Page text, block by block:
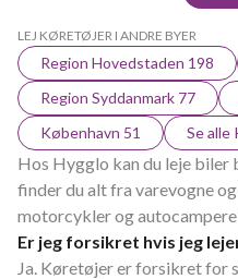
LEJ KØRETØJER I ANDRE BYER
Region Hovedstaden 198
Region Syddanmark 77
København 51
Se alle
Hos Hygglo kan du leje
finder du alt fra varevogne
motorcykler og
Er jeg forsikret hvis jeg
Ja. Køretøjer er forsikret for